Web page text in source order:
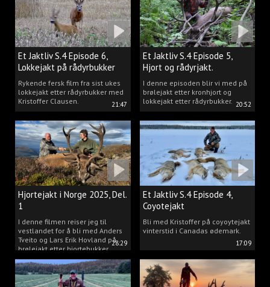
21:47
Et Jaktliv S.4 Episode 6,
Lokkejakt på rådyrbukker
2025 Del.1
Rykende fersk film fra sist ukes
lokkejakt etter rådyrbukker med
Kristoffer Clausen.
20:52
Et Jaktliv S.4 Episode 5,
Hjort og rådyrjakt.
I denne episoden blir vi med på
brølejakt etter kronhjort og
lokkejakt etter rådyrbukker.
28:29
Hjortejakt i Norge 2025, Del.
1
I denne filmen reiser jeg til
vestlandet for å bli med Anders
Tveito og Lars Erik Hovland på
brølejakt etter hjortebukker.
17:09
Et Jaktliv S.4 Episode 4,
Coyotejakt
Bli med Kristoffer på coyoytejakt
vinterstid i Canadas ødemark.